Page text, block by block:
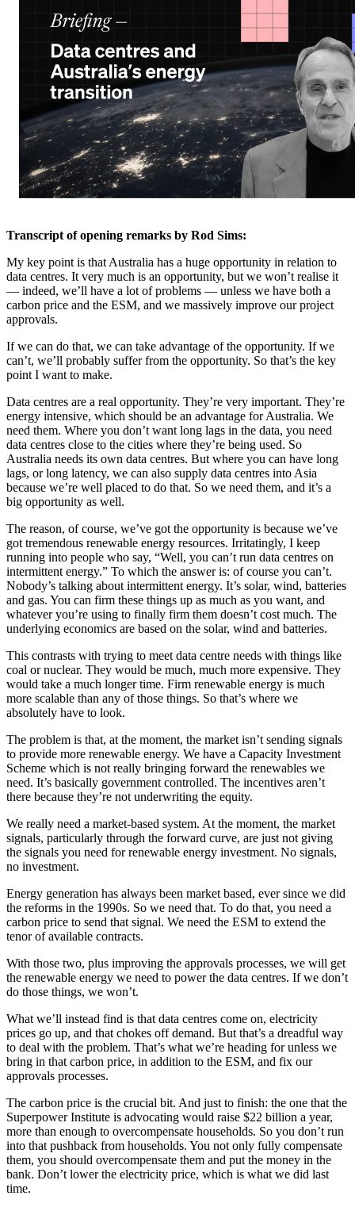
Transcript of opening remarks by Rod Sims: ​​​​‌ ‍ ​‍​‍‌‍ ‌ ​‍‌‍‍‌‌‍‌ ‌‍‍‌‌‍ ‍​‍​‍​ ‍‍​‍​‍‌ ​ ‌‍​‌‌‍ ‍‌‍‍‌‌ ‌​‌ ‍‌​‍ ‍‌‍‍‌‌‍ ​‍​‍​‍ ​​‍​‍‌‍‍​‌ ​‍‌‍‌‌‌‍‌‍​‍​‍​ ‍‍​‍​‍‌‍‍​‌ ‌​‌ ‌​‌ ​​​ ‍‍​‍ ​‍ ‌‍ ​‌‍ ‌‍​ ‌‍​‌‌‍ ​‌‍‍​‌‍ ‌ ​ ‌ ‌​​ ‍‍​ ​ ​ ​ ​ ​ ​ ​ ​‍ ‌‍‍‌‌‍ ‍‌ ‌​‌‍‌‌‌‍ ‍‌ ‌​​‍ ‌‍‌‌‌‍‌​‌‍‍‌‌ ‌​​‍ ‌‍ ‌‌‍ ‌‍‌​‌‍‌‌​ ‌‌ ​​‌ ​‍‌‍‌‌‌ ​ ‌‍‌‌‌‍ ‍‌ ‌​‌‍​‌‌ ‌​‌‍‍‌‌‍ ‌‍ ‍​ ‍ ‌‍‍‌‌‍‌​​ ‌​ ‌ ​ ​‍‌‍‌‍‌‍‌‌​ ​ ​ ‌​​ ‍​​ ‍‌​‍ ‌​ ‌‌​ ‌‌‌‍‌‌​ ‍​​‍ ‌​ ‌​​ ‌‌​ ‌ ​ ‌ ​‍ ‌​ ‍‌‌‍​‌​ ‌‌‌‍‌‍​‍ ‌​ ‍​​ ​​​ ‌​​ ​‍​ ‍​‌‍‌‍​ ‍‌​ ​‍‌‍​‌​ ​‍​ ‌​​ ‍​​ ‍ ‌ ‌​‌ ‍‌‌ ​​‌‍‌‌​ ‌‌‍ ‍‌‍‌‌‌ ‌ ‌ ​ ​ ‍ ‌ ​​‌‍​‌‌ ‌​‌‍‍​​ ‌‌‍​ ‌‍ ‌‍ ‍‌ ‌​‌‍‌‌‌‍ ‍‌ ‌​​‍‌‌​ ‌‌‌​​‍‌‌ ‌‍‍ ‌‍‌‌‌ ‍‌​‍‌‌​ ​ ‌​‌​​‍‌‌​ ​ ‌​‌​​‍‌‌​ ​‍​ ​‍​ ‍‌‌‍‌​‌‍​‍​ ‌ ‌‍​‌‌‍​‍​ ​ ​ ​ ​ ​​‌‍‌‌​ ‍‌‌‍‌‍​‍‌‌​ ​‍​ ​‍​‍‌‌​ ‌‌‌​‌​​‍ ‍‌‍​ ‌‍‍​‌‍‍‌‌‍ ​‌‍‌​‌ ​‍‌‍‌‌‌‍ ‍​‍‌‌​ ‌‌‌​​‍‌‌ ‌‍‍ ‌‍‌‌‌ ‍‌​‍‌‌​ ​ ‌​‌​​‍‌‌​ ​ ‌​‌​​‍‌‌​ ​‍​ ​‍​ ‍‌​ ‌​​ ‌​​ ‌ ​ ​​​ ​‌‌‍‌‌‌‍​‌​ ‌​‌‍​ ​ ​​​ ​‌​‍‌‌​ ​‍​ ​‍​‍‌‌​ ‌‌‌​‌​​‍ ‍‌ ‌​‌‍‌‌‌ ‍​‌ ‌​​ ‌‍​‍‌‍​‌‌ ​ ‌‍‌‌‌‌‌‌‌ ​‍‌‍ ​​ ‌‌‍‍​‌ ‌​‌ ‌​‌ ​​​‍‌‌​ ​ ‌​​‌​‍‌‌​ ​‍‌​‌‍​‍‌‌​ ​‍‌​‌‍‌‍ ​‌‍ ‌‍​ ‌‍​‌‌‍ ​‌‍‍​‌‍ ‌ ​ ‌ ‌​​‍‌‌​ ​ ‌​​‌​ ​ ​ ​ ​ ​ ​ ​ ​‍‌‍‌‍‍‌‌‍‌​​ ‌​ ‌ ​ ​‍‌‍‌‍‌‍‌‌​ ​ ​ ‌​​ ‍​​ ‍‌​‍ ‌​ ‌‌​ ‌‌‌‍‌‌​ ‍​​‍ ‌​ ‌​​ ‌‌​ ‌ ​ ‌ ​‍ ‌​ ‍‌‌‍​‌​ ‌‌‌‍‌‍​‍ ‌​ ‍​​ ​​​ ‌​​ ​‍​ ‍​‌‍‌‍​ ‍‌​ ​‍‌‍​‌​ ​‍​ ‌​​ ‍​​‍‌‍‌ ‌​‌ ‍‌‌ ​​‌‍‌‌​ ‌‌‍ ‍‌‍‌‌‌ ‌ ‌ ​ ​‍‌‍‌ ​​‌‍​‌‌ ‌​‌‍‍​​ ‌‌‍​ ‌‍ ‌‍ ‍‌ ‌​‌‍‌‌‌‍ ‍‌ ‌​​‍‌‌​ ‌‌‌​​‍‌‌ ‌‍‍ ‌‍‌‌‌ ‍‌​‍‌‌​ ​ ‌​‌​​‍‌‌​ ​ ‌​‌​​‍‌‌​ ​‍​ ​‍​ ‍‌‌‍‌​‌‍​‍​ ‌ ‌‍​‌‌‍​‍​ ​ ​ ​ ​ ​​‌‍‌‌​ ‍‌‌‍‌‍​‍‌‌​ ​‍​ ​‍​‍‌‌​ ‌‌‌​‌​​‍ ‍‌‍​ ‌‍‍​‌‍‍‌‌‍ ​‌‍‌​‌ ​‍‌‍‌‌‌‍ ‍​‍‌‌​ ‌‌‌​​‍‌‌ ‌‍‍ ‌‍‌‌‌ ‍‌​‍‌‌​ ​ ‌​‌​​‍‌‌​ ​ ‌​‌​​‍‌‌​ ​‍​ ​‍​ ‍‌​ ‌​​ ‌​​ ‌ ​ ​​​ ​‌‌‍‌‌‌‍​‌​ ‌​‌‍​ ​ ​​​ ​‌​‍‌‌​ ​‍​ ​‍​‍‌‌​ ‌‌‌​‌​​‍ ‍‌ ‌​‌‍‌‌‌ ‍​‌ ‌​​‍‌‍‌ ​​‌‍‌‌‌ ​‍‌ ​ ‌ ​​‌‍‌‌‌‍​ ‌ ‌​‌‍‍‌‌ ‌‍‌‍‌‌​ ‌‌ ​​‌ ‌‌‌‍​‍‌‍ ​‌‍‍‌‌ ​ ‌‍‍​‌‍‌‌‌‍‌​​‍​‍‌ ‌
My key point is that Australia has a huge opportunity in relation to
data centres. It very much is an opportunity, but we won’t realise it
— indeed, we’ll have a lot of problems — unless we have both a
carbon price and the ESM, and we massively improve our project
approvals.​​​​‌ ‍ ​‍​‍‌‍ ‌ ​‍‌‍‍‌‌‍‌ ‌‍‍‌‌‍ ‍​‍​‍​ ‍‍​‍​‍‌ ​ ‌‍​‌‌‍ ‍‌‍‍‌‌ ‌​‌ ‍‌​‍ ‍‌‍‍‌‌‍ ​‍​‍​‍ ​​‍​‍‌‍‍​‌ ​‍‌‍‌‌‌‍‌‍​‍​‍​ ‍‍​‍​‍‌‍‍​‌ ‌​‌ ‌​‌ ​​​ ‍‍​‍ ​‍ ‌‍ ​‌‍ ‌‍​ ‌‍​‌‌‍ ​‌‍‍​‌‍ ‌ ​ ‌ ‌​​ ‍‍​ ​ ​ ​ ​ ​ ​ ​ ​‍ ‌‍‍‌‌‍ ‍‌ ‌​‌‍‌‌‌‍ ‍‌ ‌​​‍ ‌‍‌‌‌‍‌​‌‍‍‌‌ ‌​​‍ ‌‍ ‌‌‍ ‌‍‌​‌‍‌‌​ ‌‌ ​​‌ ​‍‌‍‌‌‌ ​ ‌‍‌‌‌‍ ‍‌ ‌​‌‍​‌‌ ‌​‌‍‍‌‌‍ ‌‍ ‍​ ‍ ‌‍‍‌‌‍‌​​ ‌​ ‌ ​ ​‍‌‍‌‍‌‍‌‌​ ​ ​ ‌​​ ‍​​ ‍‌​‍ ‌​ ‌‌​ ‌‌‌‍‌‌​ ‍​​‍ ‌​ ‌​​ ‌‌​ ‌ ​ ‌ ​‍ ‌​ ‍‌‌‍​‌​ ‌‌‌‍‌‍​‍ ‌​ ‍​​ ​​​ ‌​​ ​‍​ ‍​‌‍‌‍​ ‍‌​ ​‍‌‍​‌​ ​‍​ ‌​​ ‍​​ ‍ ‌ ‌​‌ ‍‌‌ ​​‌‍‌‌​ ‌‌‍ ‍‌‍‌‌‌ ‌ ‌ ​ ​ ‍ ‌ ​​‌‍​‌‌ ‌​‌‍‍​​ ‌‌‍​ ‌‍ ‌‍ ‍‌ ‌​‌‍‌‌‌‍ ‍‌ ‌​​‍‌‌​ ‌‌‌​​‍‌‌ ‌‍‍ ‌‍‌‌‌ ‍‌​‍‌‌​ ​ ‌​‌​​‍‌‌​ ​ ‌​‌​​‍‌‌​ ​‍​ ​‍​ ​ ​ ​​‌‍‌‍‌‍‌​‌‍​ ‌‍​‌​ ​​​ ‍​​ ‌ ​ ‌‍‌‍​ ‌‍‌‌​‍‌‌​ ​‍​ ​‍​‍‌‌​ ‌‌‌​‌​​‍ ‍‌‍​ ‌‍‍​‌‍‍‌‌‍ ​‌‍‌​‌ ​‍‌‍‌‌‌‍ ‍​‍‌‌​ ‌‌‌​​‍‌‌ ‌‍‍ ‌‍‌‌‌ ‍‌​‍‌‌​ ​ ‌​‌​​‍‌‌​ ​ ‌​‌​​‍‌‌​ ​‍​ ​‍​ ​‍​ ​​​ ‍‌​ ​ ​ ​ ​ ‍​​ ​‍‌‍​ ​ ​ ​ ​​​ ​‍​ ‍​​‍‌‌​ ​‍​ ​‍​‍‌‌​ ‌‌‌​‌​​‍ ‍‌ ‌​‌‍‌‌‌ ‍​‌ ‌​​ ‌‍​‍‌‍​‌‌ ​ ‌‍‌‌‌‌‌‌‌ ​‍‌‍ ​​ ‌‌‍‍​‌ ‌​‌ ‌​‌ ​​​‍‌‌​ ​ ‌​​‌​‍‌‌​ ​‍‌​‌‍​‍‌‌​ ​‍‌​‌‍‌‍ ​‌‍ ‌‍​ ‌‍​‌‌‍ ​‌‍‍​‌‍ ‌ ​ ‌ ‌​​‍‌‌​ ​ ‌​​‌​ ​ ​ ​ ​ ​ ​ ​ ​‍‌‍‌‍‍‌‌‍‌​​ ‌​ ‌ ​ ​‍‌‍‌‍‌‍‌‌​ ​ ​ ‌​​ ‍​​ ‍‌​‍ ‌​ ‌‌​ ‌‌‌‍‌‌​ ‍​​‍ ‌​ ‌​​ ‌‌​ ‌ ​ ‌ ​‍ ‌​ ‍‌‌‍​‌​ ‌‌‌‍‌‍​‍ ‌​ ‍​​ ​​​ ‌​​ ​‍​ ‍​‌‍‌‍​ ‍‌​ ​‍‌‍​‌​ ​‍​ ‌​​ ‍​​‍‌‍‌ ‌​‌ ‍‌‌ ​​‌‍‌‌​ ‌‌‍ ‍‌‍‌‌‌ ‌ ‌ ​ ​‍‌‍‌ ​​‌‍​‌‌ ‌​‌‍‍​​ ‌‌‍​ ‌‍ ‌‍ ‍‌ ‌​‌‍‌‌‌‍ ‍‌ ‌​​‍‌‌​ ‌‌‌​​‍‌‌ ‌‍‍ ‌‍‌‌‌ ‍‌​‍‌‌​ ​ ‌​‌​​‍‌‌​ ​ ‌​‌​​‍‌‌​ ​‍​ ​‍​ ​ ​ ​​‌‍‌‍‌‍‌​‌‍​ ‌‍​‌​ ​​​ ‍​​ ‌ ​ ‌‍‌‍​ ‌‍‌‌​‍‌‌​ ​‍​ ​‍​‍‌‌​ ‌‌‌​‌​​‍ ‍‌‍​ ‌‍‍​‌‍‍‌‌‍ ​‌‍‌​‌ ​‍‌‍‌‌‌‍ ‍​‍‌‌​ ‌‌‌​​‍‌‌ ‌‍‍ ‌‍‌‌‌ ‍‌​‍‌‌​ ​ ‌​‌​​‍‌‌​ ​ ‌​‌​​‍‌‌​ ​‍​ ​‍​ ​‍​ ​​​ ‍‌​ ​ ​ ​ ​ ‍​​ ​‍‌‍​ ​ ​ ​ ​​​ ​‍​ ‍​​‍‌‌​ ​‍​ ​‍​‍‌‌​ ‌‌‌​‌​​‍ ‍‌ ‌​‌‍‌‌‌ ‍​‌ ‌​​‍‌‍‌ ​​‌‍‌‌‌ ​‍‌ ​ ‌ ​​‌‍‌‌‌‍​ ‌ ‌​‌‍‍‌‌ ‌‍‌‍‌‌​ ‌‌ ​​‌ ‌‌‌‍​‍‌‍ ​‌‍‍‌‌ ​ ‌‍‍​‌‍‌‌‌‍‌​​‍​‍‌ ‌
If we can do that, we can take advantage of the opportunity. If we
can’t, we’ll probably suffer from the opportunity. So that’s the key
point I want to make.​​​​‌ ‍ ​‍​‍‌‍ ‌ ​‍‌‍‍‌‌‍‌ ‌‍‍‌‌‍ ‍​‍​‍​ ‍‍​‍​‍‌ ​ ‌‍​‌‌‍ ‍‌‍‍‌‌ ‌​‌ ‍‌​‍ ‍‌‍‍‌‌‍ ​‍​‍​‍ ​​‍​‍‌‍‍​‌ ​‍‌‍‌‌‌‍‌‍​‍​‍​ ‍‍​‍​‍‌‍‍​‌ ‌​‌ ‌​‌ ​​​ ‍‍​‍ ​‍ ‌‍ ​‌‍ ‌‍​ ‌‍​‌‌‍ ​‌‍‍​‌‍ ‌ ​ ‌ ‌​​ ‍‍​ ​ ​ ​ ​ ​ ​ ​ ​‍ ‌‍‍‌‌‍ ‍‌ ‌​‌‍‌‌‌‍ ‍‌ ‌​​‍ ‌‍‌‌‌‍‌​‌‍‍‌‌ ‌​​‍ ‌‍ ‌‌‍ ‌‍‌​‌‍‌‌​ ‌‌ ​​‌ ​‍‌‍‌‌‌ ​ ‌‍‌‌‌‍ ‍‌ ‌​‌‍​‌‌ ‌​‌‍‍‌‌‍ ‌‍ ‍​ ‍ ‌‍‍‌‌‍‌​​ ‌​ ‌ ​ ​‍‌‍‌‍‌‍‌‌​ ​ ​ ‌​​ ‍​​ ‍‌​‍ ‌​ ‌‌​ ‌‌‌‍‌‌​ ‍​​‍ ‌​ ‌​​ ‌‌​ ‌ ​ ‌ ​‍ ‌​ ‍‌‌‍​‌​ ‌‌‌‍‌‍​‍ ‌​ ‍​​ ​​​ ‌​​ ​‍​ ‍​‌‍‌‍​ ‍‌​ ​‍‌‍​‌​ ​‍​ ‌​​ ‍​​ ‍ ‌ ‌​‌ ‍‌‌ ​​‌‍‌‌​ ‌‌‍ ‍‌‍‌‌‌ ‌ ‌ ​ ​ ‍ ‌ ​​‌‍​‌‌ ‌​‌‍‍​​ ‌‌‍​ ‌‍ ‌‍ ‍‌ ‌​‌‍‌‌‌‍ ‍‌ ‌​​‍‌‌​ ‌‌‌​​‍‌‌ ‌‍‍ ‌‍‌‌‌ ‍‌​‍‌‌​ ​ ‌​‌​​‍‌‌​ ​ ‌​‌​​‍‌‌​ ​‍​ ​‍​ ‌ ​ ‌ ​ ​​‌‍​‍​ ​​​ ​‌‌‍​‌‌‍‌‍​ ​ ​ ​​‌‍‌‌​ ‍‌​‍‌‌​ ​‍​ ​‍​‍‌‌​ ‌‌‌​‌​​‍ ‍‌‍​ ‌‍‍​‌‍‍‌‌‍ ​‌‍‌​‌ ​‍‌‍‌‌‌‍ ‍​‍‌‌​ ‌‌‌​​‍‌‌ ‌‍‍ ‌‍‌‌‌ ‍‌​‍‌‌​ ​ ‌​‌​​‍‌‌​ ​ ‌​‌​​‍‌‌​ ​‍​ ​‍​ ​​​ ‍‌​ ​‍‌‍‌​​ ​‌​ ​‍​ ‌ ​ ‌ ​ ​ ‌‍​‍‌‍‌‌‌‍​‌​‍‌‌​ ​‍​ ​‍​‍‌‌​ ‌‌‌​‌​​‍ ‍‌ ‌​‌‍‌‌‌ ‍​‌ ‌​​ ‌‍​‍‌‍​‌‌ ​ ‌‍‌‌‌‌‌‌‌ ​‍‌‍ ​​ ‌‌‍‍​‌ ‌​‌ ‌​‌ ​​​‍‌‌​ ​ ‌​​‌​‍‌‌​ ​‍‌​‌‍​‍‌‌​ ​‍‌​‌‍‌‍ ​‌‍ ‌‍​ ‌‍​‌‌‍ ​‌‍‍​‌‍ ‌ ​ ‌ ‌​​‍‌‌​ ​ ‌​​‌​ ​ ​ ​ ​ ​ ​ ​ ​‍‌‍‌‍‍‌‌‍‌​​ ‌​ ‌ ​ ​‍‌‍‌‍‌‍‌‌​ ​ ​ ‌​​ ‍​​ ‍‌​‍ ‌​ ‌‌​ ‌‌‌‍‌‌​ ‍​​‍ ‌​ ‌​​ ‌‌​ ‌ ​ ‌ ​‍ ‌​ ‍‌‌‍​‌​ ‌‌‌‍‌‍​‍ ‌​ ‍​​ ​​​ ‌​​ ​‍​ ‍​‌‍‌‍​ ‍‌​ ​‍‌‍​‌​ ​‍​ ‌​​ ‍​​‍‌‍‌ ‌​‌ ‍‌‌ ​​‌‍‌‌​ ‌‌‍ ‍‌‍‌‌‌ ‌ ‌ ​ ​‍‌‍‌ ​​‌‍​‌‌ ‌​‌‍‍​​ ‌‌‍​ ‌‍ ‌‍ ‍‌ ‌​‌‍‌‌‌‍ ‍‌ ‌​​‍‌‌​ ‌‌‌​​‍‌‌ ‌‍‍ ‌‍‌‌‌ ‍‌​‍‌‌​ ​ ‌​‌​​‍‌‌​ ​ ‌​‌​​‍‌‌​ ​‍​ ​‍​ ‌ ​ ‌ ​ ​​‌‍​‍​ ​​​ ​‌‌‍​‌‌‍‌‍​ ​ ​ ​​‌‍‌‌​ ‍‌​‍‌‌​ ​‍​ ​‍​‍‌‌​ ‌‌‌​‌​​‍ ‍‌‍​ ‌‍‍​‌‍‍‌‌‍ ​‌‍‌​‌ ​‍‌‍‌‌‌‍ ‍​‍‌‌​ ‌‌‌​​‍‌‌ ‌‍‍ ‌‍‌‌‌ ‍‌​‍‌‌​ ​ ‌​‌​​‍‌‌​ ​ ‌​‌​​‍‌‌​ ​‍​ ​‍​ ​​​ ‍‌​ ​‍‌‍‌​​ ​‌​ ​‍​ ‌ ​ ‌ ​ ​ ‌‍​‍‌‍‌‌‌‍​‌​‍‌‌​ ​‍​ ​‍​‍‌‌​ ‌‌‌​‌​​‍ ‍‌ ‌​‌‍‌‌‌ ‍​‌ ‌​​‍‌‍‌ ​​‌‍‌‌‌ ​‍‌ ​ ‌ ​​‌‍‌‌‌‍​ ‌ ‌​‌‍‍‌‌ ‌‍‌‍‌‌​ ‌‌ ​​‌ ‌‌‌‍​‍‌‍ ​‌‍‍‌‌ ​ ‌‍‍​‌‍‌‌‌‍‌​​‍​‍‌ ‌
Data centres are a real opportunity. They’re very important. They’re
energy intensive, which should be an advantage for Australia. We
need them. Where you don’t want long lags in the data, you need
data centres close to the cities where they’re being used. So
Australia needs its own data centres. But where you can have long
lags, or long latency, we can also supply data centres into Asia
because we’re well placed to do that. So we need them, and it’s a
big opportunity as well.​​​​‌ ‍ ​‍​‍‌‍ ‌ ​‍‌‍‍‌‌‍‌ ‌‍‍‌‌‍ ‍​‍​‍​ ‍‍​‍​‍‌ ​ ‌‍​‌‌‍ ‍‌‍‍‌‌ ‌​‌ ‍‌​‍ ‍‌‍‍‌‌‍ ​‍​‍​‍ ​​‍​‍‌‍‍​‌ ​‍‌‍‌‌‌‍‌‍​‍​‍​ ‍‍​‍​‍‌‍‍​‌ ‌​‌ ‌​‌ ​​​ ‍‍​‍ ​‍ ‌‍ ​‌‍ ‌‍​ ‌‍​‌‌‍ ​‌‍‍​‌‍ ‌ ​ ‌ ‌​​ ‍‍​ ​ ​ ​ ​ ​ ​ ​ ​‍ ‌‍‍‌‌‍ ‍‌ ‌​‌‍‌‌‌‍ ‍‌ ‌​​‍ ‌‍‌‌‌‍‌​‌‍‍‌‌ ‌​​‍ ‌‍ ‌‌‍ ‌‍‌​‌‍‌‌​ ‌‌ ​​‌ ​‍‌‍‌‌‌ ​ ‌‍‌‌‌‍ ‍‌ ‌​‌‍​‌‌ ‌​‌‍‍‌‌‍ ‌‍ ‍​ ‍ ‌‍‍‌‌‍‌​​ ‌​ ‌ ​ ​‍‌‍‌‍‌‍‌‌​ ​ ​ ‌​​ ‍​​ ‍‌​‍ ‌​ ‌‌​ ‌‌‌‍‌‌​ ‍​​‍ ‌​ ‌​​ ‌‌​ ‌ ​ ‌ ​‍ ‌​ ‍‌‌‍​‌​ ‌‌‌‍‌‍​‍ ‌​ ‍​​ ​​​ ‌​​ ​‍​ ‍​‌‍‌‍​ ‍‌​ ​‍‌‍​‌​ ​‍​ ‌​​ ‍​​ ‍ ‌ ‌​‌ ‍‌‌ ​​‌‍‌‌​ ‌‌‍ ‍‌‍‌‌‌ ‌ ‌ ​ ​ ‍ ‌ ​​‌‍​‌‌ ‌​‌‍‍​​ ‌‌‍​ ‌‍ ‌‍ ‍‌ ‌​‌‍‌‌‌‍ ‍‌ ‌​​‍‌‌​ ‌‌‌​​‍‌‌ ‌‍‍ ‌‍‌‌‌ ‍‌​‍‌‌​ ​ ‌​‌​​‍‌‌​ ​ ‌​‌​​‍‌‌​ ​‍​ ​‍​ ‌‌​ ​‍​ ‍​​ ‍​​ ​​‌‍‌​​ ​‍​ ‌​​ ​‌‌‍‌​​ ‌‌​ ‌‍​‍‌‌​ ​‍​ ​‍​‍‌‌​ ‌‌‌​‌​​‍ ‍‌‍​ ‌‍‍​‌‍‍‌‌‍ ​‌‍‌​‌ ​‍‌‍‌‌‌‍ ‍​‍‌‌​ ‌‌‌​​‍‌‌ ‌‍‍ ‌‍‌‌‌ ‍‌​‍‌‌​ ​ ‌​‌​​‍‌‌​ ​ ‌​‌​​‍‌‌​ ​‍​ ​‍​ ‍​‌‍​‍​ ​‍​ ​‍‌‍​‌​ ​ ​ ​ ​ ‌‌​ ‌​​ ‌‍​ ​‌​ ‌‌​‍‌‌​ ​‍​ ​‍​‍‌‌​ ‌‌‌​‌​​‍ ‍‌ ‌​‌‍‌‌‌ ‍​‌ ‌​​ ‌‍​‍‌‍​‌‌ ​ ‌‍‌‌‌‌‌‌‌ ​‍‌‍ ​​ ‌‌‍‍​‌ ‌​‌ ‌​‌ ​​​‍‌‌​ ​ ‌​​‌​‍‌‌​ ​‍‌​‌‍​‍‌‌​ ​‍‌​‌‍‌‍ ​‌‍ ‌‍​ ‌‍​‌‌‍ ​‌‍‍​‌‍ ‌ ​ ‌ ‌​​‍‌‌​ ​ ‌​​‌​ ​ ​ ​ ​ ​ ​ ​ ​‍‌‍‌‍‍‌‌‍‌​​ ‌​ ‌ ​ ​‍‌‍‌‍‌‍‌‌​ ​ ​ ‌​​ ‍​​ ‍‌​‍ ‌​ ‌‌​ ‌‌‌‍‌‌​ ‍​​‍ ‌​ ‌​​ ‌‌​ ‌ ​ ‌ ​‍ ‌​ ‍‌‌‍​‌​ ‌‌‌‍‌‍​‍ ‌​ ‍​​ ​​​ ‌​​ ​‍​ ‍​‌‍‌‍​ ‍‌​ ​‍‌‍​‌​ ​‍​ ‌​​ ‍​​‍‌‍‌ ‌​‌ ‍‌‌ ​​‌‍‌‌​ ‌‌‍ ‍‌‍‌‌‌ ‌ ‌ ​ ​‍‌‍‌ ​​‌‍​‌‌ ‌​‌‍‍​​ ‌‌‍​ ‌‍ ‌‍ ‍‌ ‌​‌‍‌‌‌‍ ‍‌ ‌​​‍‌‌​ ‌‌‌​​‍‌‌ ‌‍‍ ‌‍‌‌‌ ‍‌​‍‌‌​ ​ ‌​‌​​‍‌‌​ ​ ‌​‌​​‍‌‌​ ​‍​ ​‍​ ‌‌​ ​‍​ ‍​​ ‍​​ ​​‌‍‌​​ ​‍​ ‌​​ ​‌‌‍‌​​ ‌‌​ ‌‍​‍‌‌​ ​‍​ ​‍​‍‌‌​ ‌‌‌​‌​​‍ ‍‌‍​ ‌‍‍​‌‍‍‌‌‍ ​‌‍‌​‌ ​‍‌‍‌‌‌‍ ‍​‍‌‌​ ‌‌‌​​‍‌‌ ‌‍‍ ‌‍‌‌‌ ‍‌​‍‌‌​ ​ ‌​‌​​‍‌‌​ ​ ‌​‌​​‍‌‌​ ​‍​ ​‍​ ‍​‌‍​‍​ ​‍​ ​‍‌‍​‌​ ​ ​ ​ ​ ‌‌​ ‌​​ ‌‍​ ​‌​ ‌‌​‍‌‌​ ​‍​ ​‍​‍‌‌​ ‌‌‌​‌​​‍ ‍‌ ‌​‌‍‌‌‌ ‍​‌ ‌​​‍‌‍‌ ​​‌‍‌‌‌ ​‍‌ ​ ‌ ​​‌‍‌‌‌‍​ ‌ ‌​‌‍‍‌‌ ‌‍‌‍‌‌​ ‌‌ ​​‌ ‌‌‌‍​‍‌‍ ​‌‍‍‌‌ ​ ‌‍‍​‌‍‌‌‌‍‌​​‍​‍‌ ‌
The reason, of course, we’ve got the opportunity is because we’ve
got tremendous renewable energy resources. Irritatingly, I keep
running into people who say, “Well, you can’t run data centres on
intermittent energy.” To which the answer is: of course you can’t.
Nobody’s talking about intermittent energy. It’s solar, wind, batteries
and gas. You can firm these things up as much as you want, and
whatever you’re using to finally firm them doesn’t cost much. The
underlying economics are based on the solar, wind and batteries.​​​​‌ ‍ ​‍​‍‌‍ ‌ ​‍‌‍‍‌‌‍‌ ‌‍‍‌‌‍ ‍​‍​‍​ ‍‍​‍​‍‌ ​ ‌‍​‌‌‍ ‍‌‍‍‌‌ ‌​‌ ‍‌​‍ ‍‌‍‍‌‌‍ ​‍​‍​‍ ​​‍​‍‌‍‍​‌ ​‍‌‍‌‌‌‍‌‍​‍​‍​ ‍‍​‍​‍‌‍‍​‌ ‌​‌ ‌​‌ ​​​ ‍‍​‍ ​‍ ‌‍ ​‌‍ ‌‍​ ‌‍​‌‌‍ ​‌‍‍​‌‍ ‌ ​ ‌ ‌​​ ‍‍​ ​ ​ ​ ​ ​ ​ ​ ​‍ ‌‍‍‌‌‍ ‍‌ ‌​‌‍‌‌‌‍ ‍‌ ‌​​‍ ‌‍‌‌‌‍‌​‌‍‍‌‌ ‌​​‍ ‌‍ ‌‌‍ ‌‍‌​‌‍‌‌​ ‌‌ ​​‌ ​‍‌‍‌‌‌ ​ ‌‍‌‌‌‍ ‍‌ ‌​‌‍​‌‌ ‌​‌‍‍‌‌‍ ‌‍ ‍​ ‍ ‌‍‍‌‌‍‌​​ ‌​ ‌ ​ ​‍‌‍‌‍‌‍‌‌​ ​ ​ ‌​​ ‍​​ ‍‌​‍ ‌​ ‌‌​ ‌‌‌‍‌‌​ ‍​​‍ ‌​ ‌​​ ‌‌​ ‌ ​ ‌ ​‍ ‌​ ‍‌‌‍​‌​ ‌‌‌‍‌‍​‍ ‌​ ‍​​ ​​​ ‌​​ ​‍​ ‍​‌‍‌‍​ ‍‌​ ​‍‌‍​‌​ ​‍​ ‌​​ ‍​​ ‍ ‌ ‌​‌ ‍‌‌ ​​‌‍‌‌​ ‌‌‍ ‍‌‍‌‌‌ ‌ ‌ ​ ​ ‍ ‌ ​​‌‍​‌‌ ‌​‌‍‍​​ ‌‌‍​ ‌‍ ‌‍ ‍‌ ‌​‌‍‌‌‌‍ ‍‌ ‌​​‍‌‌​ ‌‌‌​​‍‌‌ ‌‍‍ ‌‍‌‌‌ ‍‌​‍‌‌​ ​ ‌​‌​​‍‌‌​ ​ ‌​‌​​‍‌‌​ ​‍​ ​‍‌‍​ ​ ‌‌‌‍‌‍‌‍​‌​ ‌ ​ ​‌​ ‌​‌‍​‌​ ‌ ​ ​‌​ ​‍​ ​‍​‍‌‌​ ​‍​ ​‍​‍‌‌​ ‌‌‌​‌​​‍ ‍‌‍​ ‌‍‍​‌‍‍‌‌‍ ​‌‍‌​‌ ​‍‌‍‌‌‌‍ ‍​‍‌‌​ ‌‌‌​​‍‌‌ ‌‍‍ ‌‍‌‌‌ ‍‌​‍‌‌​ ​ ‌​‌​​‍‌‌​ ​ ‌​‌​​‍‌‌​ ​‍​ ​‍‌‍‌​​ ‌ ‌‍​ ​ ‍​​ ​‌​ ‌‍‌‍​‍​ ‌ ​ ‌‌​ ‍​​ ‌‍​ ​‍​‍‌‌​ ​‍​ ​‍​‍‌‌​ ‌‌‌​‌​​‍ ‍‌ ‌​‌‍‌‌‌ ‍​‌ ‌​​ ‌‍​‍‌‍​‌‌ ​ ‌‍‌‌‌‌‌‌‌ ​‍‌‍ ​​ ‌‌‍‍​‌ ‌​‌ ‌​‌ ​​​‍‌‌​ ​ ‌​​‌​‍‌‌​ ​‍‌​‌‍​‍‌‌​ ​‍‌​‌‍‌‍ ​‌‍ ‌‍​ ‌‍​‌‌‍ ​‌‍‍​‌‍ ‌ ​ ‌ ‌​​‍‌‌​ ​ ‌​​‌​ ​ ​ ​ ​ ​ ​ ​ ​‍‌‍‌‍‍‌‌‍‌​​ ‌​ ‌ ​ ​‍‌‍‌‍‌‍‌‌​ ​ ​ ‌​​ ‍​​ ‍‌​‍ ‌​ ‌‌​ ‌‌‌‍‌‌​ ‍​​‍ ‌​ ‌​​ ‌‌​ ‌ ​ ‌ ​‍ ‌​ ‍‌‌‍​‌​ ‌‌‌‍‌‍​‍ ‌​ ‍​​ ​​​ ‌​​ ​‍​ ‍​‌‍‌‍​ ‍‌​ ​‍‌‍​‌​ ​‍​ ‌​​ ‍​​‍‌‍‌ ‌​‌ ‍‌‌ ​​‌‍‌‌​ ‌‌‍ ‍‌‍‌‌‌ ‌ ‌ ​ ​‍‌‍‌ ​​‌‍​‌‌ ‌​‌‍‍​​ ‌‌‍​ ‌‍ ‌‍ ‍‌ ‌​‌‍‌‌‌‍ ‍‌ ‌​​‍‌‌​ ‌‌‌​​‍‌‌ ‌‍‍ ‌‍‌‌‌ ‍‌​‍‌‌​ ​ ‌​‌​​‍‌‌​ ​ ‌​‌​​‍‌‌​ ​‍​ ​‍‌‍​ ​ ‌‌‌‍‌‍‌‍​‌​ ‌ ​ ​‌​ ‌​‌‍​‌​ ‌ ​ ​‌​ ​‍​ ​‍​‍‌‌​ ​‍​ ​‍​‍‌‌​ ‌‌‌​‌​​‍ ‍‌‍​ ‌‍‍​‌‍‍‌‌‍ ​‌‍‌​‌ ​‍‌‍‌‌‌‍ ‍​‍‌‌​ ‌‌‌​​‍‌‌ ‌‍‍ ‌‍‌‌‌ ‍‌​‍‌‌​ ​ ‌​‌​​‍‌‌​ ​ ‌​‌​​‍‌‌​ ​‍​ ​‍‌‍‌​​ ‌ ‌‍​ ​ ‍​​ ​‌​ ‌‍‌‍​‍​ ‌ ​ ‌‌​ ‍​​ ‌‍​ ​‍​‍‌‌​ ​‍​ ​‍​‍‌‌​ ‌‌‌​‌​​‍ ‍‌ ‌​‌‍‌‌‌ ‍​‌ ‌​​‍‌‍‌ ​​‌‍‌‌‌ ​‍‌ ​ ‌ ​​‌‍‌‌‌‍​ ‌ ‌​‌‍‍‌‌ ‌‍‌‍‌‌​ ‌‌ ​​‌ ‌‌‌‍​‍‌‍ ​‌‍‍‌‌ ​ ‌‍‍​‌‍‌‌‌‍‌​​‍​‍‌ ‌
This contrasts with trying to meet data centre needs with things like
coal or nuclear. They would be much, much more expensive. They
would take a much longer time. Firm renewable energy is much
more scalable than any of those things. So that’s where we
absolutely have to look.​​​​‌ ‍ ​‍​‍‌‍ ‌ ​‍‌‍‍‌‌‍‌ ‌‍‍‌‌‍ ‍​‍​‍​ ‍‍​‍​‍‌ ​ ‌‍​‌‌‍ ‍‌‍‍‌‌ ‌​‌ ‍‌​‍ ‍‌‍‍‌‌‍ ​‍​‍​‍ ​​‍​‍‌‍‍​‌ ​‍‌‍‌‌‌‍‌‍​‍​‍​ ‍‍​‍​‍‌‍‍​‌ ‌​‌ ‌​‌ ​​​ ‍‍​‍ ​‍ ‌‍ ​‌‍ ‌‍​ ‌‍​‌‌‍ ​‌‍‍​‌‍ ‌ ​ ‌ ‌​​ ‍‍​ ​ ​ ​ ​ ​ ​ ​ ​‍ ‌‍‍‌‌‍ ‍‌ ‌​‌‍‌‌‌‍ ‍‌ ‌​​‍ ‌‍‌‌‌‍‌​‌‍‍‌‌ ‌​​‍ ‌‍ ‌‌‍ ‌‍‌​‌‍‌‌​ ‌‌ ​​‌ ​‍‌‍‌‌‌ ​ ‌‍‌‌‌‍ ‍‌ ‌​‌‍​‌‌ ‌​‌‍‍‌‌‍ ‌‍ ‍​ ‍ ‌‍‍‌‌‍‌​​ ‌​ ‌ ​ ​‍‌‍‌‍‌‍‌‌​ ​ ​ ‌​​ ‍​​ ‍‌​‍ ‌​ ‌‌​ ‌‌‌‍‌‌​ ‍​​‍ ‌​ ‌​​ ‌‌​ ‌ ​ ‌ ​‍ ‌​ ‍‌‌‍​‌​ ‌‌‌‍‌‍​‍ ‌​ ‍​​ ​​​ ‌​​ ​‍​ ‍​‌‍‌‍​ ‍‌​ ​‍‌‍​‌​ ​‍​ ‌​​ ‍​​ ‍ ‌ ‌​‌ ‍‌‌ ​​‌‍‌‌​ ‌‌‍ ‍‌‍‌‌‌ ‌ ‌ ​ ​ ‍ ‌ ​​‌‍​‌‌ ‌​‌‍‍​​ ‌‌‍​ ‌‍ ‌‍ ‍‌ ‌​‌‍‌‌‌‍ ‍‌ ‌​​‍‌‌​ ‌‌‌​​‍‌‌ ‌‍‍ ‌‍‌‌‌ ‍‌​‍‌‌​ ​ ‌​‌​​‍‌‌​ ​ ‌​‌​​‍‌‌​ ​‍​ ​‍​ ‍‌‌‍‌​‌‍‌‌​ ‌ ​ ‌​​ ​‍​ ‌ ​ ​ ‌‍‌‌​ ​ ‌‍​‌​ ‍​​‍‌‌​ ​‍​ ​‍​‍‌‌​ ‌‌‌​‌​​‍ ‍‌‍​ ‌‍‍​‌‍‍‌‌‍ ​‌‍‌​‌ ​‍‌‍‌‌‌‍ ‍​‍‌‌​ ‌‌‌​​‍‌‌ ‌‍‍ ‌‍‌‌‌ ‍‌​‍‌‌​ ​ ‌​‌​​‍‌‌​ ​ ‌​‌​​‍‌‌​ ​‍​ ​‍​ ‌‌‌‍‌‌​ ‍​‌‍‌​​ ​‍‌‍​‌‌‍‌​​ ​‍​ ‌‍​ ‍‌​ ​​‌‍‌‍​‍‌‌​ ​‍​ ​‍​‍‌‌​ ‌‌‌​‌​​‍ ‍‌ ‌​‌‍‌‌‌ ‍​‌ ‌​​ ‌‍​‍‌‍​‌‌ ​ ‌‍‌‌‌‌‌‌‌ ​‍‌‍ ​​ ‌‌‍‍​‌ ‌​‌ ‌​‌ ​​​‍‌‌​ ​ ‌​​‌​‍‌‌​ ​‍‌​‌‍​‍‌‌​ ​‍‌​‌‍‌‍ ​‌‍ ‌‍​ ‌‍​‌‌‍ ​‌‍‍​‌‍ ‌ ​ ‌ ‌​​‍‌‌​ ​ ‌​​‌​ ​ ​ ​ ​ ​ ​ ​ ​‍‌‍‌‍‍‌‌‍‌​​ ‌​ ‌ ​ ​‍‌‍‌‍‌‍‌‌​ ​ ​ ‌​​ ‍​​ ‍‌​‍ ‌​ ‌‌​ ‌‌‌‍‌‌​ ‍​​‍ ‌​ ‌​​ ‌‌​ ‌ ​ ‌ ​‍ ‌​ ‍‌‌‍​‌​ ‌‌‌‍‌‍​‍ ‌​ ‍​​ ​​​ ‌​​ ​‍​ ‍​‌‍‌‍​ ‍‌​ ​‍‌‍​‌​ ​‍​ ‌​​ ‍​​‍‌‍‌ ‌​‌ ‍‌‌ ​​‌‍‌‌​ ‌‌‍ ‍‌‍‌‌‌ ‌ ‌ ​ ​‍‌‍‌ ​​‌‍​‌‌ ‌​‌‍‍​​ ‌‌‍​ ‌‍ ‌‍ ‍‌ ‌​‌‍‌‌‌‍ ‍‌ ‌​​‍‌‌​ ‌‌‌​​‍‌‌ ‌‍‍ ‌‍‌‌‌ ‍‌​‍‌‌​ ​ ‌​‌​​‍‌‌​ ​ ‌​‌​​‍‌‌​ ​‍​ ​‍​ ‍‌‌‍‌​‌‍‌‌​ ‌ ​ ‌​​ ​‍​ ‌ ​ ​ ‌‍‌‌​ ​ ‌‍​‌​ ‍​​‍‌‌​ ​‍​ ​‍​‍‌‌​ ‌‌‌​‌​​‍ ‍‌‍​ ‌‍‍​‌‍‍‌‌‍ ​‌‍‌​‌ ​‍‌‍‌‌‌‍ ‍​‍‌‌​ ‌‌‌​​‍‌‌ ‌‍‍ ‌‍‌‌‌ ‍‌​‍‌‌​ ​ ‌​‌​​‍‌‌​ ​ ‌​‌​​‍‌‌​ ​‍​ ​‍​ ‌‌‌‍‌‌​ ‍​‌‍‌​​ ​‍‌‍​‌‌‍‌​​ ​‍​ ‌‍​ ‍‌​ ​​‌‍‌‍​‍‌‌​ ​‍​ ​‍​‍‌‌​ ‌‌‌​‌​​‍ ‍‌ ‌​‌‍‌‌‌ ‍​‌ ‌​​‍‌‍‌ ​​‌‍‌‌‌ ​‍‌ ​ ‌ ​​‌‍‌‌‌‍​ ‌ ‌​‌‍‍‌‌ ‌‍‌‍‌‌​ ‌‌ ​​‌ ‌‌‌‍​‍‌‍ ​‌‍‍‌‌ ​ ‌‍‍​‌‍‌‌‌‍‌​​‍​‍‌ ‌
The problem is that, at the moment, the market isn’t sending signals
to provide more renewable energy. We have a Capacity Investment
Scheme which is not really bringing forward the renewables we
need. It’s basically government controlled. The incentives aren’t
there because they’re not underwriting the equity.​​​​‌ ‍ ​‍​‍‌‍ ‌ ​‍‌‍‍‌‌‍‌ ‌‍‍‌‌‍ ‍​‍​‍​ ‍‍​‍​‍‌ ​ ‌‍​‌‌‍ ‍‌‍‍‌‌ ‌​‌ ‍‌​‍ ‍‌‍‍‌‌‍ ​‍​‍​‍ ​​‍​‍‌‍‍​‌ ​‍‌‍‌‌‌‍‌‍​‍​‍​ ‍‍​‍​‍‌‍‍​‌ ‌​‌ ‌​‌ ​​​ ‍‍​‍ ​‍ ‌‍ ​‌‍ ‌‍​ ‌‍​‌‌‍ ​‌‍‍​‌‍ ‌ ​ ‌ ‌​​ ‍‍​ ​ ​ ​ ​ ​ ​ ​ ​‍ ‌‍‍‌‌‍ ‍‌ ‌​‌‍‌‌‌‍ ‍‌ ‌​​‍ ‌‍‌‌‌‍‌​‌‍‍‌‌ ‌​​‍ ‌‍ ‌‌‍ ‌‍‌​‌‍‌‌​ ‌‌ ​​‌ ​‍‌‍‌‌‌ ​ ‌‍‌‌‌‍ ‍‌ ‌​‌‍​‌‌ ‌​‌‍‍‌‌‍ ‌‍ ‍​ ‍ ‌‍‍‌‌‍‌​​ ‌​ ‌ ​ ​‍‌‍‌‍‌‍‌‌​ ​ ​ ‌​​ ‍​​ ‍‌​‍ ‌​ ‌‌​ ‌‌‌‍‌‌​ ‍​​‍ ‌​ ‌​​ ‌‌​ ‌ ​ ‌ ​‍ ‌​ ‍‌‌‍​‌​ ‌‌‌‍‌‍​‍ ‌​ ‍​​ ​​​ ‌​​ ​‍​ ‍​‌‍‌‍​ ‍‌​ ​‍‌‍​‌​ ​‍​ ‌​​ ‍​​ ‍ ‌ ‌​‌ ‍‌‌ ​​‌‍‌‌​ ‌‌‍ ‍‌‍‌‌‌ ‌ ‌ ​ ​ ‍ ‌ ​​‌‍​‌‌ ‌​‌‍‍​​ ‌‌‍​ ‌‍ ‌‍ ‍‌ ‌​‌‍‌‌‌‍ ‍‌ ‌​​‍‌‌​ ‌‌‌​​‍‌‌ ‌‍‍ ‌‍‌‌‌ ‍‌​‍‌‌​ ​ ‌​‌​​‍‌‌​ ​ ‌​‌​​‍‌‌​ ​‍​ ​‍​ ‍‌​ ‍‌‌‍​‌‌‍​ ​ ‌​‌‍​‍​ ‌​‌‍‌‌​ ​‍‌‍​‍‌‍​‌​ ​‌​‍‌‌​ ​‍​ ​‍​‍‌‌​ ‌‌‌​‌​​‍ ‍‌‍​ ‌‍‍​‌‍‍‌‌‍ ​‌‍‌​‌ ​‍‌‍‌‌‌‍ ‍​‍‌‌​ ‌‌‌​​‍‌‌ ‌‍‍ ‌‍‌‌‌ ‍‌​‍‌‌​ ​ ‌​‌​​‍‌‌​ ​ ‌​‌​​‍‌‌​ ​‍​ ​‍​ ‍‌‌‍​‌‌‍‌‍​ ‍​‌‍‌​​ ‍‌​ ‌‍‌‍‌‌​ ‍​​ ‌​‌‍‌‍‌‍‌‍​‍‌‌​ ​‍​ ​‍​‍‌‌​ ‌‌‌​‌​​‍ ‍‌ ‌​‌‍‌‌‌ ‍​‌ ‌​​ ‌‍​‍‌‍​‌‌ ​ ‌‍‌‌‌‌‌‌‌ ​‍‌‍ ​​ ‌‌‍‍​‌ ‌​‌ ‌​‌ ​​​‍‌‌​ ​ ‌​​‌​‍‌‌​ ​‍‌​‌‍​‍‌‌​ ​‍‌​‌‍‌‍ ​‌‍ ‌‍​ ‌‍​‌‌‍ ​‌‍‍​‌‍ ‌ ​ ‌ ‌​​‍‌‌​ ​ ‌​​‌​ ​ ​ ​ ​ ​ ​ ​ ​‍‌‍‌‍‍‌‌‍‌​​ ‌​ ‌ ​ ​‍‌‍‌‍‌‍‌‌​ ​ ​ ‌​​ ‍​​ ‍‌​‍ ‌​ ‌‌​ ‌‌‌‍‌‌​ ‍​​‍ ‌​ ‌​​ ‌‌​ ‌ ​ ‌ ​‍ ‌​ ‍‌‌‍​‌​ ‌‌‌‍‌‍​‍ ‌​ ‍​​ ​​​ ‌​​ ​‍​ ‍​‌‍‌‍​ ‍‌​ ​‍‌‍​‌​ ​‍​ ‌​​ ‍​​‍‌‍‌ ‌​‌ ‍‌‌ ​​‌‍‌‌​ ‌‌‍ ‍‌‍‌‌‌ ‌ ‌ ​ ​‍‌‍‌ ​​‌‍​‌‌ ‌​‌‍‍​​ ‌‌‍​ ‌‍ ‌‍ ‍‌ ‌​‌‍‌‌‌‍ ‍‌ ‌​​‍‌‌​ ‌‌‌​​‍‌‌ ‌‍‍ ‌‍‌‌‌ ‍‌​‍‌‌​ ​ ‌​‌​​‍‌‌​ ​ ‌​‌​​‍‌‌​ ​‍​ ​‍​ ‍‌​ ‍‌‌‍​‌‌‍​ ​ ‌​‌‍​‍​ ‌​‌‍‌‌​ ​‍‌‍​‍‌‍​‌​ ​‌​‍‌‌​ ​‍​ ​‍​‍‌‌​ ‌‌‌​‌​​‍ ‍‌‍​ ‌‍‍​‌‍‍‌‌‍ ​‌‍‌​‌ ​‍‌‍‌‌‌‍ ‍​‍‌‌​ ‌‌‌​​‍‌‌ ‌‍‍ ‌‍‌‌‌ ‍‌​‍‌‌​ ​ ‌​‌​​‍‌‌​ ​ ‌​‌​​‍‌‌​ ​‍​ ​‍​ ‍‌‌‍​‌‌‍‌‍​ ‍​‌‍‌​​ ‍‌​ ‌‍‌‍‌‌​ ‍​​ ‌​‌‍‌‍‌‍‌‍​‍‌‌​ ​‍​ ​‍​‍‌‌​ ‌‌‌​‌​​‍ ‍‌ ‌​‌‍‌‌‌ ‍​‌ ‌​​‍‌‍‌ ​​‌‍‌‌‌ ​‍‌ ​ ‌ ​​‌‍‌‌‌‍​ ‌ ‌​‌‍‍‌‌ ‌‍‌‍‌‌​ ‌‌ ​​‌ ‌‌‌‍​‍‌‍ ​‌‍‍‌‌ ​ ‌‍‍​‌‍‌‌‌‍‌​​‍​‍‌ ‌
We really need a market-based system. At the moment, the market
signals, particularly through the forward curve, are just not giving
the signals you need for renewable energy investment. No signals,
no investment.​​​​‌ ‍ ​‍​‍‌‍ ‌ ​‍‌‍‍‌‌‍‌ ‌‍‍‌‌‍ ‍​‍​‍​ ‍‍​‍​‍‌ ​ ‌‍​‌‌‍ ‍‌‍‍‌‌ ‌​‌ ‍‌​‍ ‍‌‍‍‌‌‍ ​‍​‍​‍ ​​‍​‍‌‍‍​‌ ​‍‌‍‌‌‌‍‌‍​‍​‍​ ‍‍​‍​‍‌‍‍​‌ ‌​‌ ‌​‌ ​​​ ‍‍​‍ ​‍ ‌‍ ​‌‍ ‌‍​ ‌‍​‌‌‍ ​‌‍‍​‌‍ ‌ ​ ‌ ‌​​ ‍‍​ ​ ​ ​ ​ ​ ​ ​ ​‍ ‌‍‍‌‌‍ ‍‌ ‌​‌‍‌‌‌‍ ‍‌ ‌​​‍ ‌‍‌‌‌‍‌​‌‍‍‌‌ ‌​​‍ ‌‍ ‌‌‍ ‌‍‌​‌‍‌‌​ ‌‌ ​​‌ ​‍‌‍‌‌‌ ​ ‌‍‌‌‌‍ ‍‌ ‌​‌‍​‌‌ ‌​‌‍‍‌‌‍ ‌‍ ‍​ ‍ ‌‍‍‌‌‍‌​​ ‌​ ‌ ​ ​‍‌‍‌‍‌‍‌‌​ ​ ​ ‌​​ ‍​​ ‍‌​‍ ‌​ ‌‌​ ‌‌‌‍‌‌​ ‍​​‍ ‌​ ‌​​ ‌‌​ ‌ ​ ‌ ​‍ ‌​ ‍‌‌‍​‌​ ‌‌‌‍‌‍​‍ ‌​ ‍​​ ​​​ ‌​​ ​‍​ ‍​‌‍‌‍​ ‍‌​ ​‍‌‍​‌​ ​‍​ ‌​​ ‍​​ ‍ ‌ ‌​‌ ‍‌‌ ​​‌‍‌‌​ ‌‌‍ ‍‌‍‌‌‌ ‌ ‌ ​ ​ ‍ ‌ ​​‌‍​‌‌ ‌​‌‍‍​​ ‌‌‍​ ‌‍ ‌‍ ‍‌ ‌​‌‍‌‌‌‍ ‍‌ ‌​​‍‌‌​ ‌‌‌​​‍‌‌ ‌‍‍ ‌‍‌‌‌ ‍‌​‍‌‌​ ​ ‌​‌​​‍‌‌​ ​ ‌​‌​​‍‌‌​ ​‍​ ​‍​ ‌‍​ ​‍‌‍​‍​ ‌ ​ ​‍​ ​ ​ ‌‍‌‍‌‌​ ‌‍​ ‍‌​ ‍‌‌‍‌​​‍‌‌​ ​‍​ ​‍​‍‌‌​ ‌‌‌​‌​​‍ ‍‌‍​ ‌‍‍​‌‍‍‌‌‍ ​‌‍‌​‌ ​‍‌‍‌‌‌‍ ‍​‍‌‌​ ‌‌‌​​‍‌‌ ‌‍‍ ‌‍‌‌‌ ‍‌​‍‌‌​ ​ ‌​‌​​‍‌‌​ ​ ‌​‌​​‍‌‌​ ​‍​ ​‍‌‍​‌‌‍​ ‌‍‌‍‌‍‌‌‌‍​ ‌‍‌​​ ​​‌‍​ ‌‍‌​​ ‍‌‌‍‌‍​ ‌​​‍‌‌​ ​‍​ ​‍​‍‌‌​ ‌‌‌​‌​​‍ ‍‌ ‌​‌‍‌‌‌ ‍​‌ ‌​​ ‌‍​‍‌‍​‌‌ ​ ‌‍‌‌‌‌‌‌‌ ​‍‌‍ ​​ ‌‌‍‍​‌ ‌​‌ ‌​‌ ​​​‍‌‌​ ​ ‌​​‌​‍‌‌​ ​‍‌​‌‍​‍‌‌​ ​‍‌​‌‍‌‍ ​‌‍ ‌‍​ ‌‍​‌‌‍ ​‌‍‍​‌‍ ‌ ​ ‌ ‌​​‍‌‌​ ​ ‌​​‌​ ​ ​ ​ ​ ​ ​ ​ ​‍‌‍‌‍‍‌‌‍‌​​ ‌​ ‌ ​ ​‍‌‍‌‍‌‍‌‌​ ​ ​ ‌​​ ‍​​ ‍‌​‍ ‌​ ‌‌​ ‌‌‌‍‌‌​ ‍​​‍ ‌​ ‌​​ ‌‌​ ‌ ​ ‌ ​‍ ‌​ ‍‌‌‍​‌​ ‌‌‌‍‌‍​‍ ‌​ ‍​​ ​​​ ‌​​ ​‍​ ‍​‌‍‌‍​ ‍‌​ ​‍‌‍​‌​ ​‍​ ‌​​ ‍​​‍‌‍‌ ‌​‌ ‍‌‌ ​​‌‍‌‌​ ‌‌‍ ‍‌‍‌‌‌ ‌ ‌ ​ ​‍‌‍‌ ​​‌‍​‌‌ ‌​‌‍‍​​ ‌‌‍​ ‌‍ ‌‍ ‍‌ ‌​‌‍‌‌‌‍ ‍‌ ‌​​‍‌‌​ ‌‌‌​​‍‌‌ ‌‍‍ ‌‍‌‌‌ ‍‌​‍‌‌​ ​ ‌​‌​​‍‌‌​ ​ ‌​‌​​‍‌‌​ ​‍​ ​‍​ ‌‍​ ​‍‌‍​‍​ ‌ ​ ​‍​ ​ ​ ‌‍‌‍‌‌​ ‌‍​ ‍‌​ ‍‌‌‍‌​​‍‌‌​ ​‍​ ​‍​‍‌‌​ ‌‌‌​‌​​‍ ‍‌‍​ ‌‍‍​‌‍‍‌‌‍ ​‌‍‌​‌ ​‍‌‍‌‌‌‍ ‍​‍‌‌​ ‌‌‌​​‍‌‌ ‌‍‍ ‌‍‌‌‌ ‍‌​‍‌‌​ ​ ‌​‌​​‍‌‌​ ​ ‌​‌​​‍‌‌​ ​‍​ ​‍‌‍​‌‌‍​ ‌‍‌‍‌‍‌‌‌‍​ ‌‍‌​​ ​​‌‍​ ‌‍‌​​ ‍‌‌‍‌‍​ ‌​​‍‌‌​ ​‍​ ​‍​‍‌‌​ ‌‌‌​‌​​‍ ‍‌ ‌​‌‍‌‌‌ ‍​‌ ‌​​‍‌‍‌ ​​‌‍‌‌‌ ​‍‌ ​ ‌ ​​‌‍‌‌‌‍​ ‌ ‌​‌‍‍‌‌ ‌‍‌‍‌‌​ ‌‌ ​​‌ ‌‌‌‍​‍‌‍ ​‌‍‍‌‌ ​ ‌‍‍​‌‍‌‌‌‍‌​​‍​‍‌ ‌
Energy generation has always been market based, ever since we did
the reforms in the 1990s. So we need that. To do that, you need a
carbon price to send that signal. We need the ESM to extend the
tenor of available contracts.​​​​‌ ‍ ​‍​‍‌‍ ‌ ​‍‌‍‍‌‌‍‌ ‌‍‍‌‌‍ ‍​‍​‍​ ‍‍​‍​‍‌ ​ ‌‍​‌‌‍ ‍‌‍‍‌‌ ‌​‌ ‍‌​‍ ‍‌‍‍‌‌‍ ​‍​‍​‍ ​​‍​‍‌‍‍​‌ ​‍‌‍‌‌‌‍‌‍​‍​‍​ ‍‍​‍​‍‌‍‍​‌ ‌​‌ ‌​‌ ​​​ ‍‍​‍ ​‍ ‌‍ ​‌‍ ‌‍​ ‌‍​‌‌‍ ​‌‍‍​‌‍ ‌ ​ ‌ ‌​​ ‍‍​ ​ ​ ​ ​ ​ ​ ​ ​‍ ‌‍‍‌‌‍ ‍‌ ‌​‌‍‌‌‌‍ ‍‌ ‌​​‍ ‌‍‌‌‌‍‌​‌‍‍‌‌ ‌​​‍ ‌‍ ‌‌‍ ‌‍‌​‌‍‌‌​ ‌‌ ​​‌ ​‍‌‍‌‌‌ ​ ‌‍‌‌‌‍ ‍‌ ‌​‌‍​‌‌ ‌​‌‍‍‌‌‍ ‌‍ ‍​ ‍ ‌‍‍‌‌‍‌​​ ‌​ ‌ ​ ​‍‌‍‌‍‌‍‌‌​ ​ ​ ‌​​ ‍​​ ‍‌​‍ ‌​ ‌‌​ ‌‌‌‍‌‌​ ‍​​‍ ‌​ ‌​​ ‌‌​ ‌ ​ ‌ ​‍ ‌​ ‍‌‌‍​‌​ ‌‌‌‍‌‍​‍ ‌​ ‍​​ ​​​ ‌​​ ​‍​ ‍​‌‍‌‍​ ‍‌​ ​‍‌‍​‌​ ​‍​ ‌​​ ‍​​ ‍ ‌ ‌​‌ ‍‌‌ ​​‌‍‌‌​ ‌‌‍ ‍‌‍‌‌‌ ‌ ‌ ​ ​ ‍ ‌ ​​‌‍​‌‌ ‌​‌‍‍​​ ‌‌‍​ ‌‍ ‌‍ ‍‌ ‌​‌‍‌‌‌‍ ‍‌ ‌​​‍‌‌​ ‌‌‌​​‍‌‌ ‌‍‍ ‌‍‌‌‌ ‍‌​‍‌‌​ ​ ‌​‌​​‍‌‌​ ​ ‌​‌​​‍‌‌​ ​‍​ ​‍​ ‌ ​ ​ ‌‍​‍‌‍‌​​ ​​​ ‌ ‌‍​ ​ ‌‌​ ​‍‌‍‌‍​ ​​​ ‍‌​‍‌‌​ ​‍​ ​‍​‍‌‌​ ‌‌‌​‌​​‍ ‍‌‍​ ‌‍‍​‌‍‍‌‌‍ ​‌‍‌​‌ ​‍‌‍‌‌‌‍ ‍​‍‌‌​ ‌‌‌​​‍‌‌ ‌‍‍ ‌‍‌‌‌ ‍‌​‍‌‌​ ​ ‌​‌​​‍‌‌​ ​ ‌​‌​​‍‌‌​ ​‍​ ​‍​ ‍‌‌‍​‍‌‍‌‌​ ‌‍​ ‌ ‌‍​ ‌‍‌‍​ ​​‌‍‌​​ ‌‍​ ​‌​ ​‌​‍‌‌​ ​‍​ ​‍​‍‌‌​ ‌‌‌​‌​​‍ ‍‌ ‌​‌‍‌‌‌ ‍​‌ ‌​​ ‌‍​‍‌‍​‌‌ ​ ‌‍‌‌‌‌‌‌‌ ​‍‌‍ ​​ ‌‌‍‍​‌ ‌​‌ ‌​‌ ​​​‍‌‌​ ​ ‌​​‌​‍‌‌​ ​‍‌​‌‍​‍‌‌​ ​‍‌​‌‍‌‍ ​‌‍ ‌‍​ ‌‍​‌‌‍ ​‌‍‍​‌‍ ‌ ​ ‌ ‌​​‍‌‌​ ​ ‌​​‌​ ​ ​ ​ ​ ​ ​ ​ ​‍‌‍‌‍‍‌‌‍‌​​ ‌​ ‌ ​ ​‍‌‍‌‍‌‍‌‌​ ​ ​ ‌​​ ‍​​ ‍‌​‍ ‌​ ‌‌​ ‌‌‌‍‌‌​ ‍​​‍ ‌​ ‌​​ ‌‌​ ‌ ​ ‌ ​‍ ‌​ ‍‌‌‍​‌​ ‌‌‌‍‌‍​‍ ‌​ ‍​​ ​​​ ‌​​ ​‍​ ‍​‌‍‌‍​ ‍‌​ ​‍‌‍​‌​ ​‍​ ‌​​ ‍​​‍‌‍‌ ‌​‌ ‍‌‌ ​​‌‍‌‌​ ‌‌‍ ‍‌‍‌‌‌ ‌ ‌ ​ ​‍‌‍‌ ​​‌‍​‌‌ ‌​‌‍‍​​ ‌‌‍​ ‌‍ ‌‍ ‍‌ ‌​‌‍‌‌‌‍ ‍‌ ‌​​‍‌‌​ ‌‌‌​​‍‌‌ ‌‍‍ ‌‍‌‌‌ ‍‌​‍‌‌​ ​ ‌​‌​​‍‌‌​ ​ ‌​‌​​‍‌‌​ ​‍​ ​‍​ ‌ ​ ​ ‌‍​‍‌‍‌​​ ​​​ ‌ ‌‍​ ​ ‌‌​ ​‍‌‍‌‍​ ​​​ ‍‌​‍‌‌​ ​‍​ ​‍​‍‌‌​ ‌‌‌​‌​​‍ ‍‌‍​ ‌‍‍​‌‍‍‌‌‍ ​‌‍‌​‌ ​‍‌‍‌‌‌‍ ‍​‍‌‌​ ‌‌‌​​‍‌‌ ‌‍‍ ‌‍‌‌‌ ‍‌​‍‌‌​ ​ ‌​‌​​‍‌‌​ ​ ‌​‌​​‍‌‌​ ​‍​ ​‍​ ‍‌‌‍​‍‌‍‌‌​ ‌‍​ ‌ ‌‍​ ‌‍‌‍​ ​​‌‍‌​​ ‌‍​ ​‌​ ​‌​‍‌‌​ ​‍​ ​‍​‍‌‌​ ‌‌‌​‌​​‍ ‍‌ ‌​‌‍‌‌‌ ‍​‌ ‌​​‍‌‍‌ ​​‌‍‌‌‌ ​‍‌ ​ ‌ ​​‌‍‌‌‌‍​ ‌ ‌​‌‍‍‌‌ ‌‍‌‍‌‌​ ‌‌ ​​‌ ‌‌‌‍​‍‌‍ ​‌‍‍‌‌ ​ ‌‍‍​‌‍‌‌‌‍‌​​‍​‍‌ ‌
With those two, plus improving the approvals processes, we will get
the renewable energy we need to power the data centres. If we don’t
do those things, we won’t.​​​​‌ ‍ ​‍​‍‌‍ ‌ ​‍‌‍‍‌‌‍‌ ‌‍‍‌‌‍ ‍​‍​‍​ ‍‍​‍​‍‌ ​ ‌‍​‌‌‍ ‍‌‍‍‌‌ ‌​‌ ‍‌​‍ ‍‌‍‍‌‌‍ ​‍​‍​‍ ​​‍​‍‌‍‍​‌ ​‍‌‍‌‌‌‍‌‍​‍​‍​ ‍‍​‍​‍‌‍‍​‌ ‌​‌ ‌​‌ ​​​ ‍‍​‍ ​‍ ‌‍ ​‌‍ ‌‍​ ‌‍​‌‌‍ ​‌‍‍​‌‍ ‌ ​ ‌ ‌​​ ‍‍​ ​ ​ ​ ​ ​ ​ ​ ​‍ ‌‍‍‌‌‍ ‍‌ ‌​‌‍‌‌‌‍ ‍‌ ‌​​‍ ‌‍‌‌‌‍‌​‌‍‍‌‌ ‌​​‍ ‌‍ ‌‌‍ ‌‍‌​‌‍‌‌​ ‌‌ ​​‌ ​‍‌‍‌‌‌ ​ ‌‍‌‌‌‍ ‍‌ ‌​‌‍​‌‌ ‌​‌‍‍‌‌‍ ‌‍ ‍​ ‍ ‌‍‍‌‌‍‌​​ ‌​ ‌ ​ ​‍‌‍‌‍‌‍‌‌​ ​ ​ ‌​​ ‍​​ ‍‌​‍ ‌​ ‌‌​ ‌‌‌‍‌‌​ ‍​​‍ ‌​ ‌​​ ‌‌​ ‌ ​ ‌ ​‍ ‌​ ‍‌‌‍​‌​ ‌‌‌‍‌‍​‍ ‌​ ‍​​ ​​​ ‌​​ ​‍​ ‍​‌‍‌‍​ ‍‌​ ​‍‌‍​‌​ ​‍​ ‌​​ ‍​​ ‍ ‌ ‌​‌ ‍‌‌ ​​‌‍‌‌​ ‌‌‍ ‍‌‍‌‌‌ ‌ ‌ ​ ​ ‍ ‌ ​​‌‍​‌‌ ‌​‌‍‍​​ ‌‌‍​ ‌‍ ‌‍ ‍‌ ‌​‌‍‌‌‌‍ ‍‌ ‌​​‍‌‌​ ‌‌‌​​‍‌‌ ‌‍‍ ‌‍‌‌‌ ‍‌​‍‌‌​ ​ ‌​‌​​‍‌‌​ ​ ‌​‌​​‍‌‌​ ​‍​ ​‍‌‍‌​​ ‍‌​ ‌ ​ ‌‌‌‍‌​‌‍​‌​ ‍‌‌‍‌‍​ ‍​‌‍‌‌‌‍​‌‌‍‌‌​‍‌‌​ ​‍​ ​‍​‍‌‌​ ‌‌‌​‌​​‍ ‍‌‍​ ‌‍‍​‌‍‍‌‌‍ ​‌‍‌​‌ ​‍‌‍‌‌‌‍ ‍​‍‌‌​ ‌‌‌​​‍‌‌ ‌‍‍ ‌‍‌‌‌ ‍‌​‍‌‌​ ​ ‌​‌​​‍‌‌​ ​ ‌​‌​​‍‌‌​ ​‍​ ​‍​ ‌‍​ ‍​​ ‌‍‌‍‌​​ ‌‌​ ​ ‌‍‌‌‌‍​‌‌‍‌‌​ ‍​‌‍​‍‌‍​‍​‍‌‌​ ​‍​ ​‍​‍‌‌​ ‌‌‌​‌​​‍ ‍‌ ‌​‌‍‌‌‌ ‍​‌ ‌​​ ‌‍​‍‌‍​‌‌ ​ ‌‍‌‌‌‌‌‌‌ ​‍‌‍ ​​ ‌‌‍‍​‌ ‌​‌ ‌​‌ ​​​‍‌‌​ ​ ‌​​‌​‍‌‌​ ​‍‌​‌‍​‍‌‌​ ​‍‌​‌‍‌‍ ​‌‍ ‌‍​ ‌‍​‌‌‍ ​‌‍‍​‌‍ ‌ ​ ‌ ‌​​‍‌‌​ ​ ‌​​‌​ ​ ​ ​ ​ ​ ​ ​ ​‍‌‍‌‍‍‌‌‍‌​​ ‌​ ‌ ​ ​‍‌‍‌‍‌‍‌‌​ ​ ​ ‌​​ ‍​​ ‍‌​‍ ‌​ ‌‌​ ‌‌‌‍‌‌​ ‍​​‍ ‌​ ‌​​ ‌‌​ ‌ ​ ‌ ​‍ ‌​ ‍‌‌‍​‌​ ‌‌‌‍‌‍​‍ ‌​ ‍​​ ​​​ ‌​​ ​‍​ ‍​‌‍‌‍​ ‍‌​ ​‍‌‍​‌​ ​‍​ ‌​​ ‍​​‍‌‍‌ ‌​‌ ‍‌‌ ​​‌‍‌‌​ ‌‌‍ ‍‌‍‌‌‌ ‌ ‌ ​ ​‍‌‍‌ ​​‌‍​‌‌ ‌​‌‍‍​​ ‌‌‍​ ‌‍ ‌‍ ‍‌ ‌​‌‍‌‌‌‍ ‍‌ ‌​​‍‌‌​ ‌‌‌​​‍‌‌ ‌‍‍ ‌‍‌‌‌ ‍‌​‍‌‌​ ​ ‌​‌​​‍‌‌​ ​ ‌​‌​​‍‌‌​ ​‍​ ​‍‌‍‌​​ ‍‌​ ‌ ​ ‌‌‌‍‌​‌‍​‌​ ‍‌‌‍‌‍​ ‍​‌‍‌‌‌‍​‌‌‍‌‌​‍‌‌​ ​‍​ ​‍​‍‌‌​ ‌‌‌​‌​​‍ ‍‌‍​ ‌‍‍​‌‍‍‌‌‍ ​‌‍‌​‌ ​‍‌‍‌‌‌‍ ‍​‍‌‌​ ‌‌‌​​‍‌‌ ‌‍‍ ‌‍‌‌‌ ‍‌​‍‌‌​ ​ ‌​‌​​‍‌‌​ ​ ‌​‌​​‍‌‌​ ​‍​ ​‍​ ‌‍​ ‍​​ ‌‍‌‍‌​​ ‌‌​ ​ ‌‍‌‌‌‍​‌‌‍‌‌​ ‍​‌‍​‍‌‍​‍​‍‌‌​ ​‍​ ​‍​‍‌‌​ ‌‌‌​‌​​‍ ‍‌ ‌​‌‍‌‌‌ ‍​‌ ‌​​‍‌‍‌ ​​‌‍‌‌‌ ​‍‌ ​ ‌ ​​‌‍‌‌‌‍​ ‌ ‌​‌‍‍‌‌ ‌‍‌‍‌‌​ ‌‌ ​​‌ ‌‌‌‍​‍‌‍ ​‌‍‍‌‌ ​ ‌‍‍​‌‍‌‌‌‍‌​​‍​‍‌ ‌
What we’ll instead find is that data centres come on, electricity
prices go up, and that chokes off demand. But that’s a dreadful way
to deal with the problem. That’s what we’re heading for unless we
bring in that carbon price, in addition to the ESM, and fix our
approvals processes.​​​​‌ ‍ ​‍​‍‌‍ ‌ ​‍‌‍‍‌‌‍‌ ‌‍‍‌‌‍ ‍​‍​‍​ ‍‍​‍​‍‌ ​ ‌‍​‌‌‍ ‍‌‍‍‌‌ ‌​‌ ‍‌​‍ ‍‌‍‍‌‌‍ ​‍​‍​‍ ​​‍​‍‌‍‍​‌ ​‍‌‍‌‌‌‍‌‍​‍​‍​ ‍‍​‍​‍‌‍‍​‌ ‌​‌ ‌​‌ ​​​ ‍‍​‍ ​‍ ‌‍ ​‌‍ ‌‍​ ‌‍​‌‌‍ ​‌‍‍​‌‍ ‌ ​ ‌ ‌​​ ‍‍​ ​ ​ ​ ​ ​ ​ ​ ​‍ ‌‍‍‌‌‍ ‍‌ ‌​‌‍‌‌‌‍ ‍‌ ‌​​‍ ‌‍‌‌‌‍‌​‌‍‍‌‌ ‌​​‍ ‌‍ ‌‌‍ ‌‍‌​‌‍‌‌​ ‌‌ ​​‌ ​‍‌‍‌‌‌ ​ ‌‍‌‌‌‍ ‍‌ ‌​‌‍​‌‌ ‌​‌‍‍‌‌‍ ‌‍ ‍​ ‍ ‌‍‍‌‌‍‌​​ ‌​ ‌ ​ ​‍‌‍‌‍‌‍‌‌​ ​ ​ ‌​​ ‍​​ ‍‌​‍ ‌​ ‌‌​ ‌‌‌‍‌‌​ ‍​​‍ ‌​ ‌​​ ‌‌​ ‌ ​ ‌ ​‍ ‌​ ‍‌‌‍​‌​ ‌‌‌‍‌‍​‍ ‌​ ‍​​ ​​​ ‌​​ ​‍​ ‍​‌‍‌‍​ ‍‌​ ​‍‌‍​‌​ ​‍​ ‌​​ ‍​​ ‍ ‌ ‌​‌ ‍‌‌ ​​‌‍‌‌​ ‌‌‍ ‍‌‍‌‌‌ ‌ ‌ ​ ​ ‍ ‌ ​​‌‍​‌‌ ‌​‌‍‍​​ ‌‌‍​ ‌‍ ‌‍ ‍‌ ‌​‌‍‌‌‌‍ ‍‌ ‌​​‍‌‌​ ‌‌‌​​‍‌‌ ‌‍‍ ‌‍‌‌‌ ‍‌​‍‌‌​ ​ ‌​‌​​‍‌‌​ ​ ‌​‌​​‍‌‌​ ​‍​ ​‍​ ‌ ​ ‍​​ ‌‌​ ‍‌‌‍‌​​ ‌ ‌‍‌​‌‍‌‌​ ​ ​ ​‌​ ‌​‌‍‌​​‍‌‌​ ​‍​ ​‍​‍‌‌​ ‌‌‌​‌​​‍ ‍‌‍​ ‌‍‍​‌‍‍‌‌‍ ​‌‍‌​‌ ​‍‌‍‌‌‌‍ ‍​‍‌‌​ ‌‌‌​​‍‌‌ ‌‍‍ ‌‍‌‌‌ ‍‌​‍‌‌​ ​ ‌​‌​​‍‌‌​ ​ ‌​‌​​‍‌‌​ ​‍​ ​‍‌‍​ ​ ‌ ​ ‍‌​ ​​‌‍​ ​ ‍​​ ​​​ ​‍‌‍​‍‌‍‌​​ ‍‌​ ‌​​‍‌‌​ ​‍​ ​‍​‍‌‌​ ‌‌‌​‌​​‍ ‍‌ ‌​‌‍‌‌‌ ‍​‌ ‌​​ ‌‍​‍‌‍​‌‌ ​ ‌‍‌‌‌‌‌‌‌ ​‍‌‍ ​​ ‌‌‍‍​‌ ‌​‌ ‌​‌ ​​​‍‌‌​ ​ ‌​​‌​‍‌‌​ ​‍‌​‌‍​‍‌‌​ ​‍‌​‌‍‌‍ ​‌‍ ‌‍​ ‌‍​‌‌‍ ​‌‍‍​‌‍ ‌ ​ ‌ ‌​​‍‌‌​ ​ ‌​​‌​ ​ ​ ​ ​ ​ ​ ​ ​‍‌‍‌‍‍‌‌‍‌​​ ‌​ ‌ ​ ​‍‌‍‌‍‌‍‌‌​ ​ ​ ‌​​ ‍​​ ‍‌​‍ ‌​ ‌‌​ ‌‌‌‍‌‌​ ‍​​‍ ‌​ ‌​​ ‌‌​ ‌ ​ ‌ ​‍ ‌​ ‍‌‌‍​‌​ ‌‌‌‍‌‍​‍ ‌​ ‍​​ ​​​ ‌​​ ​‍​ ‍​‌‍‌‍​ ‍‌​ ​‍‌‍​‌​ ​‍​ ‌​​ ‍​​‍‌‍‌ ‌​‌ ‍‌‌ ​​‌‍‌‌​ ‌‌‍ ‍‌‍‌‌‌ ‌ ‌ ​ ​‍‌‍‌ ​​‌‍​‌‌ ‌​‌‍‍​​ ‌‌‍​ ‌‍ ‌‍ ‍‌ ‌​‌‍‌‌‌‍ ‍‌ ‌​​‍‌‌​ ‌‌‌​​‍‌‌ ‌‍‍ ‌‍‌‌‌ ‍‌​‍‌‌​ ​ ‌​‌​​‍‌‌​ ​ ‌​‌​​‍‌‌​ ​‍​ ​‍​ ‌ ​ ‍​​ ‌‌​ ‍‌‌‍‌​​ ‌ ‌‍‌​‌‍‌‌​ ​ ​ ​‌​ ‌​‌‍‌​​‍‌‌​ ​‍​ ​‍​‍‌‌​ ‌‌‌​‌​​‍ ‍‌‍​ ‌‍‍​‌‍‍‌‌‍ ​‌‍‌​‌ ​‍‌‍‌‌‌‍ ‍​‍‌‌​ ‌‌‌​​‍‌‌ ‌‍‍ ‌‍‌‌‌ ‍‌​‍‌‌​ ​ ‌​‌​​‍‌‌​ ​ ‌​‌​​‍‌‌​ ​‍​ ​‍‌‍​ ​ ‌ ​ ‍‌​ ​​‌‍​ ​ ‍​​ ​​​ ​‍‌‍​‍‌‍‌​​ ‍‌​ ‌​​‍‌‌​ ​‍​ ​‍​‍‌‌​ ‌‌‌​‌​​‍ ‍‌ ‌​‌‍‌‌‌ ‍​‌ ‌​​‍‌‍‌ ​​‌‍‌‌‌ ​‍‌ ​ ‌ ​​‌‍‌‌‌‍​ ‌ ‌​‌‍‍‌‌ ‌‍‌‍‌‌​ ‌‌ ​​‌ ‌‌‌‍​‍‌‍ ​‌‍‍‌‌ ​ ‌‍‍​‌‍‌‌‌‍‌​​‍​‍‌ ‌
The carbon price is the crucial bit. And just to finish: the one that the
Superpower Institute is advocating would raise $22 billion a year,
more than enough to overcompensate households. So you don’t run
into that pushback from households. You not only fully compensate
them, you should overcompensate them and put the money in the
bank. Don’t lower the electricity price, which is what we did last
time.​​​​‌ ‍ ​‍​‍‌‍ ‌ ​‍‌‍‍‌‌‍‌ ‌‍‍‌‌‍ ‍​‍​‍​ ‍‍​‍​‍‌ ​ ‌‍​‌‌‍ ‍‌‍‍‌‌ ‌​‌ ‍‌​‍ ‍‌‍‍‌‌‍ ​‍​‍​‍ ​​‍​‍‌‍‍​‌ ​‍‌‍‌‌‌‍‌‍​‍​‍​ ‍‍​‍​‍‌‍‍​‌ ‌​‌ ‌​‌ ​​​ ‍‍​‍ ​‍ ‌‍ ​‌‍ ‌‍​ ‌‍​‌‌‍ ​‌‍‍​‌‍ ‌ ​ ‌ ‌​​ ‍‍​ ​ ​ ​ ​ ​ ​ ​ ​‍ ‌‍‍‌‌‍ ‍‌ ‌​‌‍‌‌‌‍ ‍‌ ‌​​‍ ‌‍‌‌‌‍‌​‌‍‍‌‌ ‌​​‍ ‌‍ ‌‌‍ ‌‍‌​‌‍‌‌​ ‌‌ ​​‌ ​‍‌‍‌‌‌ ​ ‌‍‌‌‌‍ ‍‌ ‌​‌‍​‌‌ ‌​‌‍‍‌‌‍ ‌‍ ‍​ ‍ ‌‍‍‌‌‍‌​​ ‌​ ‌ ​ ​‍‌‍‌‍‌‍‌‌​ ​ ​ ‌​​ ‍​​ ‍‌​‍ ‌​ ‌‌​ ‌‌‌‍‌‌​ ‍​​‍ ‌​ ‌​​ ‌‌​ ‌ ​ ‌ ​‍ ‌​ ‍‌‌‍​‌​ ‌‌‌‍‌‍​‍ ‌​ ‍​​ ​​​ ‌​​ ​‍​ ‍​‌‍‌‍​ ‍‌​ ​‍‌‍​‌​ ​‍​ ‌​​ ‍​​ ‍ ‌ ‌​‌ ‍‌‌ ​​‌‍‌‌​ ‌‌‍ ‍‌‍‌‌‌ ‌ ‌ ​ ​ ‍ ‌ ​​‌‍​‌‌ ‌​‌‍‍​​ ‌‌‍​ ‌‍ ‌‍ ‍‌ ‌​‌‍‌‌‌‍ ‍‌ ‌​​‍‌‌​ ‌‌‌​​‍‌‌ ‌‍‍ ‌‍‌‌‌ ‍‌​‍‌‌​ ​ ‌​‌​​‍‌‌​ ​ ‌​‌​​‍‌‌​ ​‍​ ​‍​ ‍‌‌‍‌‍​ ‌​​ ‌‌‌‍‌‌​ ‌​​ ‍​​ ‌‍‌‍‌‌​ ​‌​ ​ ‌‍​‍​‍‌‌​ ​‍​ ​‍​‍‌‌​ ‌‌‌​‌​​‍ ‍‌‍​ ‌‍‍​‌‍‍‌‌‍ ​‌‍‌​‌ ​‍‌‍‌‌‌‍ ‍​‍‌‌​ ‌‌‌​​‍‌‌ ‌‍‍ ‌‍‌‌‌ ‍‌​‍‌‌​ ​ ‌​‌​​‍‌‌​ ​ ‌​‌​​‍‌‌​ ​‍​ ​‍‌‍‌​​ ‌​​ ‌‌​ ​​‌‍‌‍​ ​ ​ ‌‍‌‍‌‍‌‍​‌​ ‍​‌‍​ ​ ‌ ​‍‌‌​ ​‍​ ​‍​‍‌‌​ ‌‌‌​‌​​‍ ‍‌ ‌​‌‍‌‌‌ ‍​‌ ‌​​ ‌‍​‍‌‍​‌‌ ​ ‌‍‌‌‌‌‌‌‌ ​‍‌‍ ​​ ‌‌‍‍​‌ ‌​‌ ‌​‌ ​​​‍‌‌​ ​ ‌​​‌​‍‌‌​ ​‍‌​‌‍​‍‌‌​ ​‍‌​‌‍‌‍ ​‌‍ ‌‍​ ‌‍​‌‌‍ ​‌‍‍​‌‍ ‌ ​ ‌ ‌​​‍‌‌​ ​ ‌​​‌​ ​ ​ ​ ​ ​ ​ ​ ​‍‌‍‌‍‍‌‌‍‌​​ ‌​ ‌ ​ ​‍‌‍‌‍‌‍‌‌​ ​ ​ ‌​​ ‍​​ ‍‌​‍ ‌​ ‌‌​ ‌‌‌‍‌‌​ ‍​​‍ ‌​ ‌​​ ‌‌​ ‌ ​ ‌ ​‍ ‌​ ‍‌‌‍​‌​ ‌‌‌‍‌‍​‍ ‌​ ‍​​ ​​​ ‌​​ ​‍​ ‍​‌‍‌‍​ ‍‌​ ​‍‌‍​‌​ ​‍​ ‌​​ ‍​​‍‌‍‌ ‌​‌ ‍‌‌ ​​‌‍‌‌​ ‌‌‍ ‍‌‍‌‌‌ ‌ ‌ ​ ​‍‌‍‌ ​​‌‍​‌‌ ‌​‌‍‍​​ ‌‌‍​ ‌‍ ‌‍ ‍‌ ‌​‌‍‌‌‌‍ ‍‌ ‌​​‍‌‌​ ‌‌‌​​‍‌‌ ‌‍‍ ‌‍‌‌‌ ‍‌​‍‌‌​ ​ ‌​‌​​‍‌‌​ ​ ‌​‌​​‍‌‌​ ​‍​ ​‍​ ‍‌‌‍‌‍​ ‌​​ ‌‌‌‍‌‌​ ‌​​ ‍​​ ‌‍‌‍‌‌​ ​‌​ ​ ‌‍​‍​‍‌‌​ ​‍​ ​‍​‍‌‌​ ‌‌‌​‌​​‍ ‍‌‍​ ‌‍‍​‌‍‍‌‌‍ ​‌‍‌​‌ ​‍‌‍‌‌‌‍ ‍​‍‌‌​ ‌‌‌​​‍‌‌ ‌‍‍ ‌‍‌‌‌ ‍‌​‍‌‌​ ​ ‌​‌​​‍‌‌​ ​ ‌​‌​​‍‌‌​ ​‍​ ​‍‌‍‌​​ ‌​​ ‌‌​ ​​‌‍‌‍​ ​ ​ ‌‍‌‍‌‍‌‍​‌​ ‍​‌‍​ ​ ‌ ​‍‌‌​ ​‍​ ​‍​‍‌‌​ ‌‌‌​‌​​‍ ‍‌ ‌​‌‍‌‌‌ ‍​‌ ‌​​‍‌‍‌ ​​‌‍‌‌‌ ​‍‌ ​ ‌ ​​‌‍‌‌‌‍​ ‌ ‌​‌‍‍‌‌ ‌‍‌‍‌‌​ ‌‌ ​​‌ ‌‌‌‍​‍‌‍ ​‌‍‍‌‌ ​ ‌‍‍​‌‍‌‌‌‍‌​​‍​‍‌ ‌